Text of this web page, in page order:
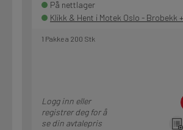
På nettlager
Klikk & Hent i Motek Oslo - Brobekk
1 Pakke a 200 Stk
Logg inn eller
registrer deg for å
se din avtalepris